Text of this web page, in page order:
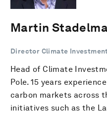
Martin
Director Climate
Head of Climate
Pole. 15 years
carbon markets across
initiatives such as the